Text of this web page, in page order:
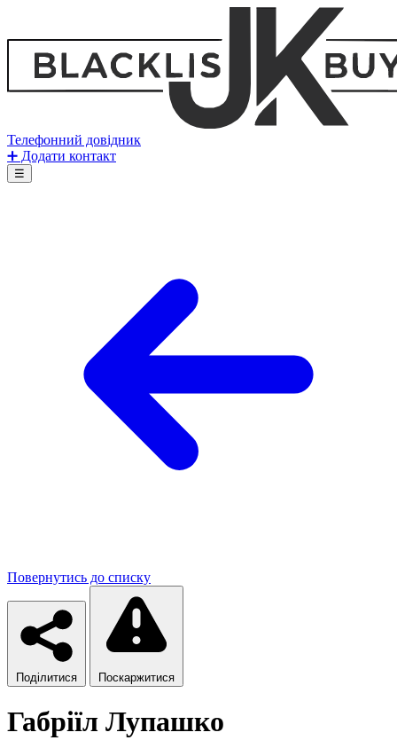
Телефонний довідник
➕ Додати контакт
☰
Повернутись до списку
Поділитися Поскаржитися
Габріїл Лупашко